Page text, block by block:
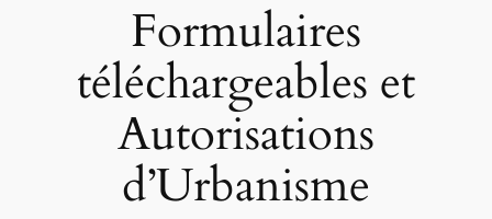
Formulaires
téléchargeables et
Autorisations
d’Urbanisme